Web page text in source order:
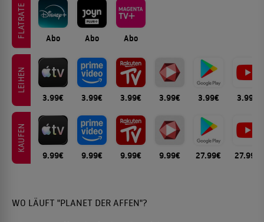
FLATRATE Abo Abo Abo
LEIHEN
3.99€ 3.99€ 3.99€ 3.99€ 3.99€ 3.99€
KAUFEN
9.99€ 9.99€ 9.99€ 9.99€ 27.99€ 27.99€
WO LÄUFT "PLANET DER AFFEN"?